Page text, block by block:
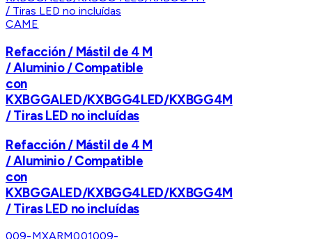
CAME
Refacción / Mástil de 4 M
/ Aluminio / Compatible
con
KXBGGALED/KXBGG4LED/KXBGG4M
/ Tiras LED no incluídas
Refacción / Mástil de 4 M
/ Aluminio / Compatible
con
KXBGGALED/KXBGG4LED/KXBGG4M
/ Tiras LED no incluídas
009-MXARM001009-